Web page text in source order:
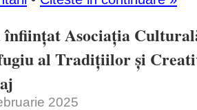
înființat Asociația
al Tradițiilor și
2025